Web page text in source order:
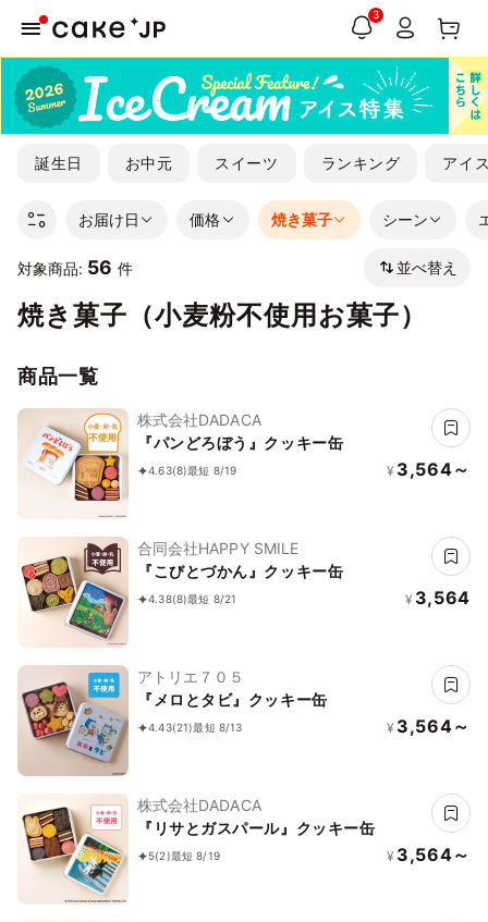
3
誕生日 お中元 スイーツ ランキング アイ
お届け日 価格 焼き菓子 シーン
対象商品: 56 件 並べ替え
焼き菓子（小麦粉不使用お菓子）
商品一覧
株式会社DADACA
『パンどろぼう』クッキー缶
4.63(8)最短 8/19 ¥ 3,564～
合同会社HAPPY SMILE
『こびとづかん』クッキー缶
4.38(8)最短 8/21 ¥ 3,564
アトリエ７０５
『メロとタビ』クッキー缶
4.43(21)最短 8/13 ¥ 3,564～
株式会社DADACA
『リサとガスパール』クッキー缶
5(2)最短 8/19 ¥ 3,564～